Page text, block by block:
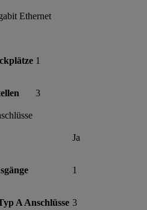
Ethernet
1
3
Ja
1
A Anschlüsse 3